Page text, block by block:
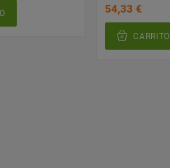
54,33 €
CARRITO